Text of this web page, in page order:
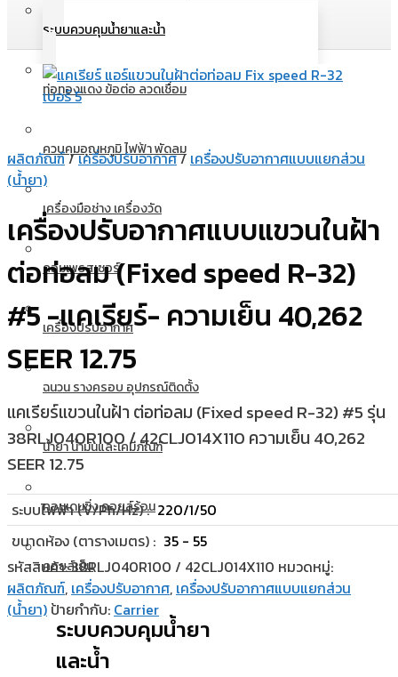
ระบบควบคุมน้ำยาและน้ำ
ท่อทองแดง ข้อต่อ ลวดเชื่อม
ควบคุมอุณหภูมิ ไฟฟ้า พัดลม
เครื่องมือช่าง เครื่องวัด
คอมเพรสเซอร์
เครื่องปรับอากาศ
ฉนวน รางครอบ อุปกรณ์ติดตั้ง
น้ำยา น้ำมันและเคมีภัณฑ์
คอนเดนซิ่ง คอยล์ร้อน
คอยล์เย็น
ระบบควบคุมน้ำยา
และน้ำ
ผลิตภัณฑ์/เครื่องปรับอากาศ/ เครื่องปรับอากาศแบบแยกส่วน
(น้ำยา)
เครื่องปรับอากาศแบบแขวนในฝ้า
ต่อท่อลม (Fixed speed R-32)
#5 -แคเรียร์- ความเย็น 40,262
SEER 12.75
แคเรียร์แขวนในฝ้า ต่อท่อลม (Fixed speed R-32) #5 รุ่น
38RLJ040R100 / 42CLJ014X110 ความเย็น 40,262
SEER 12.75
ระบบไฟฟ้า (V/Ph/Hz) : 220/1/50
ขนาดห้อง (ตารางเมตร) : 35 - 55
รหัสสินค้า:38RLJ040R100 / 42CLJ014X110 หมวดหมู่:
ผลิตภัณฑ์, เครื่องปรับอากาศ, เครื่องปรับอากาศแบบแยกส่วน
(น้ำยา) ป้ายกำกับ: Carrier